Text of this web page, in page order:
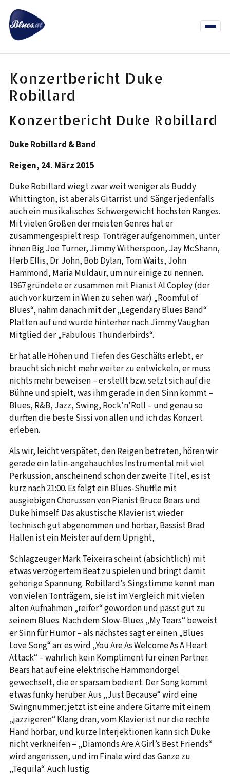
Inhalt
springen
Menü
Konzertbericht Duke
Robillard
Konzertbericht Duke Robillard
Duke Robillard & Band
Reigen, 24. März 2015
Duke Robillard wiegt zwar weit weniger als Buddy
Whittington, ist aber als Gitarrist und Sänger jedenfalls
auch ein musikalisches Schwergewicht höchsten Ranges.
Mit vielen Größen der meisten Genres hat er
zusammengespielt resp. Tonträger aufgenommen, unter
ihnen Big Joe Turner, Jimmy Witherspoon, Jay McShann,
Herb Ellis, Dr. John, Bob Dylan, Tom Waits, John
Hammond, Maria Muldaur, um nur einige zu nennen.
1967 gründete er zusammen mit Pianist Al Copley (der
auch vor kurzem in Wien zu sehen war) „Roomful of
Blues“, nahm danach mit der „Legendary Blues Band“
Platten auf und wurde hinterher nach Jimmy Vaughan
Mitglied der „Fabulous Thunderbirds“.
Er hat alle Höhen und Tiefen des Geschäfts erlebt, er
braucht sich nicht mehr weiter zu entwickeln, er muss
nichts mehr beweisen – er stellt bzw. setzt sich auf die
Bühne und spielt, was ihm gerade in den Sinn kommt –
Blues, R&B, Jazz, Swing, Rock’n’Roll – und genau so
durften die beste Sissi von allen und ich das Konzert
erleben.
Als wir, leicht verspätet, den Reigen betreten, hören wir
gerade ein latin-angehauchtes Instrumental mit viel
Perkussion, anscheinend schon der zweite Titel, es ist
kurz nach 21:00. Es folgt ein Blues-Shuffle mit
ausgiebigen Chorussen von Pianist Bruce Bears und
Duke himself. Das akustische Klavier ist wieder
technisch gut abgenommen und hörbar, Bassist Brad
Hallen ist ein Meister auf dem Upright,
Schlagzeuger Mark Teixeira scheint (absichtlich) mit
etwas verzögertem Beat zu spielen und bringt damit
gehörige Spannung. Robillard’s Singstimme kennt man
von vielen Tonträgern, sie ist im Vergleich mit vielen
alten Aufnahmen „reifer“ geworden und passt gut zu
seinem Blues. Nach dem Slow-Blues „My Tears“ beweist
er Sinn für Humor – als nächstes sagt er einen „Blues
Love Song“ an: es wird „You Are As Welcome As A Heart
Attack“ – wahrlich kein Kompliment für einen Partner.
Bears hat auf eine elektrische Hammondorgel
gewechselt, die er sparsam bedient. Der Song kommt
etwas funky herüber. Aus „Just Because“ wird eine
Swingnummer; jetzt ist eine andere Gitarre mit einem
„jazzigeren“ Klang dran, vom Klavier ist nur die rechte
Hand hörbar, und kurze Interjektionen kann sich Duke
nicht verkneifen – „Diamonds Are A Girl’s Best Friends“
wird angerissen, und im Finale wird das Ganze zu
„Tequila“. Auch lustig.